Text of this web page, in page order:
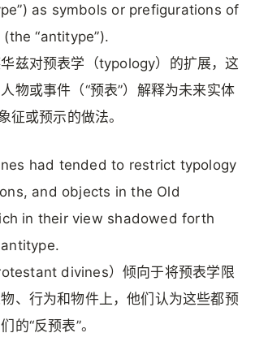
as symbols or prefigurations of
“antitype”).
兹对预表学（typology）的扩展，这
物或事件（“预表”）解释为未来实体
征或预示的做法。
had tended to restrict typology
and objects in the Old
in their view shadowed forth
divines）倾向于将预表学限
、行为和物件上，他们认为这些都预
的“反预表”。